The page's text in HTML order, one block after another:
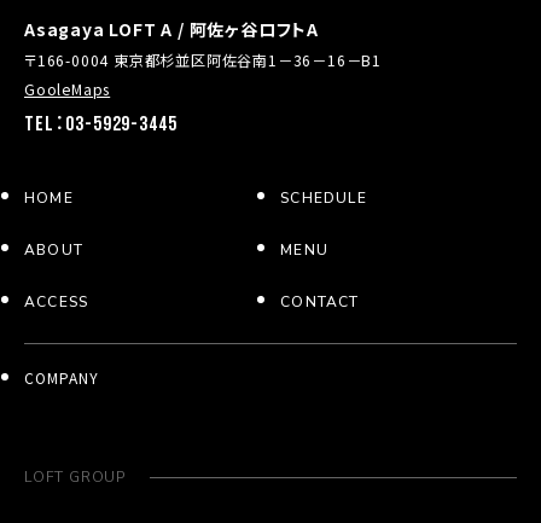
Asagaya LOFT A / 阿佐ヶ谷ロフトA
〒166-0004 東京都杉並区阿佐谷南1－36－16－B1
GooleMaps
TEL：03-5929-3445
HOME SCHEDULE
ABOUT MENU
ACCESS CONTACT
COMPANY
LOFT GROUP